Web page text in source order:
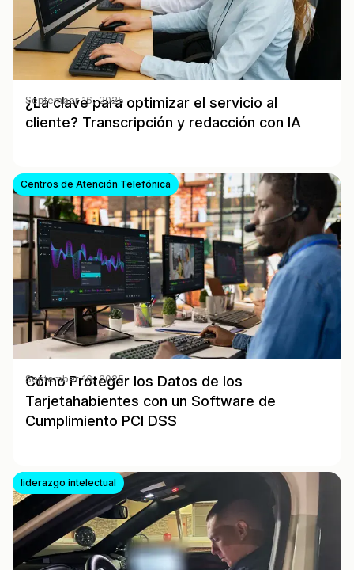
¿La clave para optimizar el servicio al
cliente? Transcripción y redacción con IA
September 16, 2025
Centros de Atención Telefónica
Cómo Proteger los Datos de los
Tarjetahabientes con un Software de
Cumplimiento PCI DSS
September 16, 2025
liderazgo intelectual